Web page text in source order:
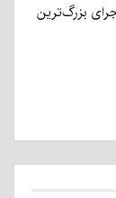
بزرگ‌ترین